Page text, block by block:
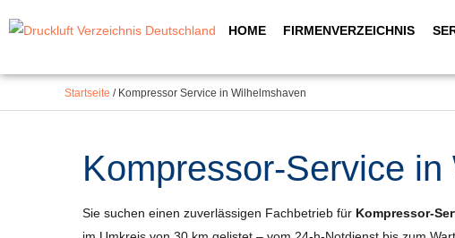
springen
Inhalt
HOME FIRMENVERZEICHNIS
Startseite / Kompressor Service in Wilhelmshaven
Kompressor-Service
Sie suchen einen zuverlässigen Fachbetrieb für Kompressor-